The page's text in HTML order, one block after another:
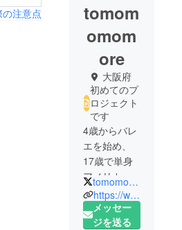
注意点
tomom
omom
ore
大阪府
初めてのプ
ロジェクト
です
4歳からバレ
エを始め、
17歳で単身
アメリカの
バレエ学校
に留学。バ
レエ学校卒
tomomomomore
https://www.instagram.com/tomomomomore
メッセー
ジを送る